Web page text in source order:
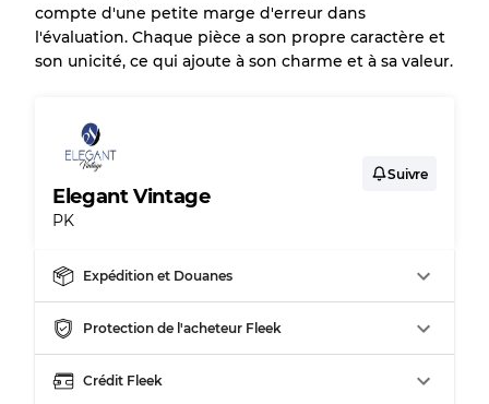
Qualité APresque neuf, usure légère
Qualité C
Répartition pour ratios mixtes
Qualité AB
70% A, 30% B
Qualité BC
60% B, 40% C
Qualité ABC
30% A, 40% B, 30% C
compte d'une petite marge d'erreur dans
l'évaluation. Chaque pièce a son propre caractère et
son unicité, ce qui ajoute à son charme et à sa valeur.
Elegant Vintage
PK
Suivre
Expédition et Douanes
Protection de l'acheteur Fleek
Crédit Fleek